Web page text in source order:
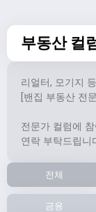
부동산 컬
리얼터, 모기지
[밴집 부동산 전
전문가 컬럼에
연락 부탁드립니
전체
금융